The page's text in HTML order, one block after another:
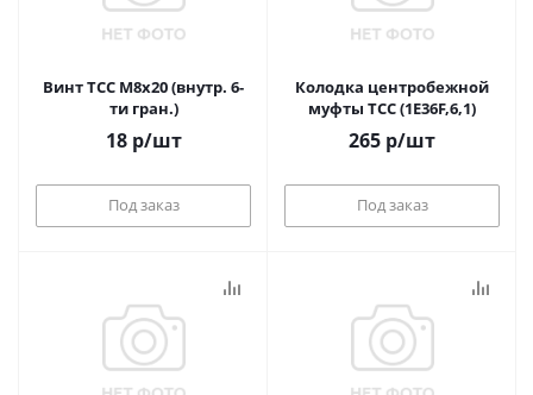
Винт ТСС М8х20 (внутр. 6-
ти гран.)
18р/шт
Под заказ
Колодка центробежной
муфты ТСС (1Е36F,6,1)
265 р/шт
Под заказ